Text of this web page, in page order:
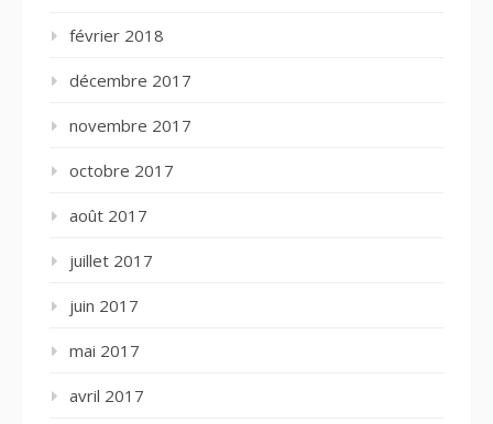
février 2018
décembre 2017
novembre 2017
octobre 2017
août 2017
juillet 2017
juin 2017
mai 2017
avril 2017